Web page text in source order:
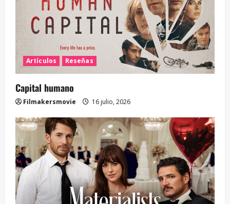
Artículos Reseñas
Capital humano
Filmakersmovie 16 julio, 2026